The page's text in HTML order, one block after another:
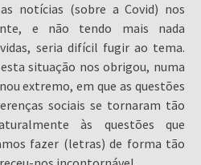
notícias (sobre a Covid) nos
e não tendo mais nada
seria difícil fugir ao tema.
situação nos obrigou, numa
extremo, em que as questões
sociais se tornaram tão
às questões que
fazer (letras) de forma tão